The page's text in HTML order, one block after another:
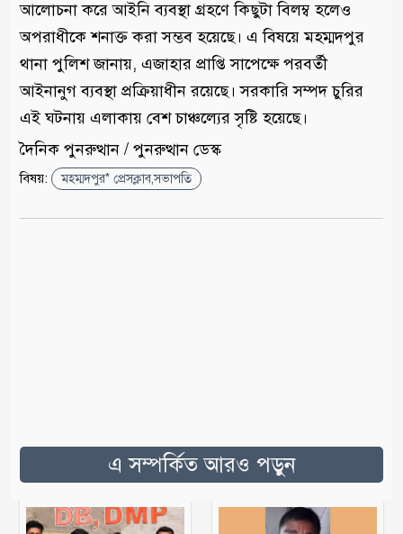
আলোচনা করে আইনি ব্যবস্থা গ্রহণে কিছুটা বিলম্ব হলেও
অপরাধীকে শনাক্ত করা সম্ভব হয়েছে। এ বিষয়ে মহম্মদপুর
থানা পুলিশ জানায়, এজাহার প্রাপ্তি সাপেক্ষে পরবর্তী
আইনানুগ ব্যবস্থা প্রক্রিয়াধীন রয়েছে। সরকারি সম্পদ চুরির
এই ঘটনায় এলাকায় বেশ চাঞ্চল্যের সৃষ্টি হয়েছে।
দৈনিক পুনরুত্থান / পুনরুত্থান ডেস্ক
বিষয়: মহম্মদপুর* প্রেসক্লাব,সভাপতি
এ সম্পর্কিত আরও পড়ুন